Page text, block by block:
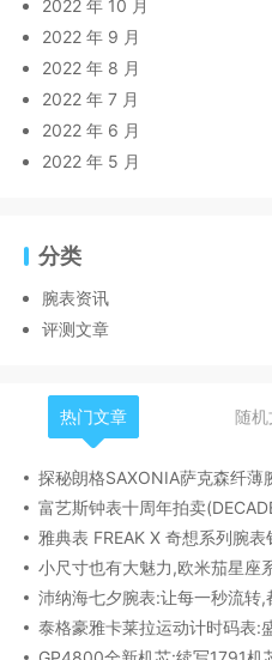
2022 年 10 月
2022 年 9 月
2022 年 8 月
2022 年 7 月
2022 年 6 月
2022 年 5 月
分类
腕表资讯
评测文章
热门文章 随
探秘朗格SAXONIA萨克森纤薄
雅典表 FREAK X 奇想系列腕
沛纳海七夕腕表:让每一秒流转,
泰格豪雅卡莱拉运动计时码表: